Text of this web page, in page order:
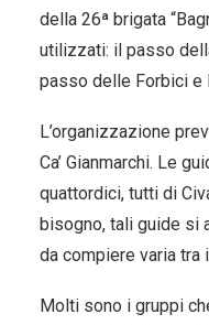
della 26ª brigata
utilizzati: il passo
passo delle Forbici e
L’organizzazione
Ca’ Gianmarchi. Le
quattordici, tutti di
bisogno, tali guide si
da compiere varia tra
Molti sono i gruppi